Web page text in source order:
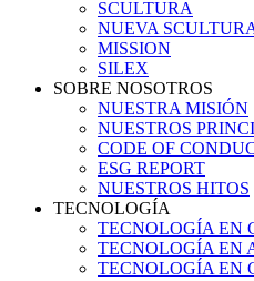
SCULTURA
NUEVA
MISSION
SILEX
SOBRE NOSOTROS
NUESTRA MISIÓN
NUESTROS
CODE OF
ESG REPORT
NUESTROS HITOS
TECNOLOGÍA
TECNOLOGÍA EN
TECNOLOGÍA EN
TECNOLOGÍA EN